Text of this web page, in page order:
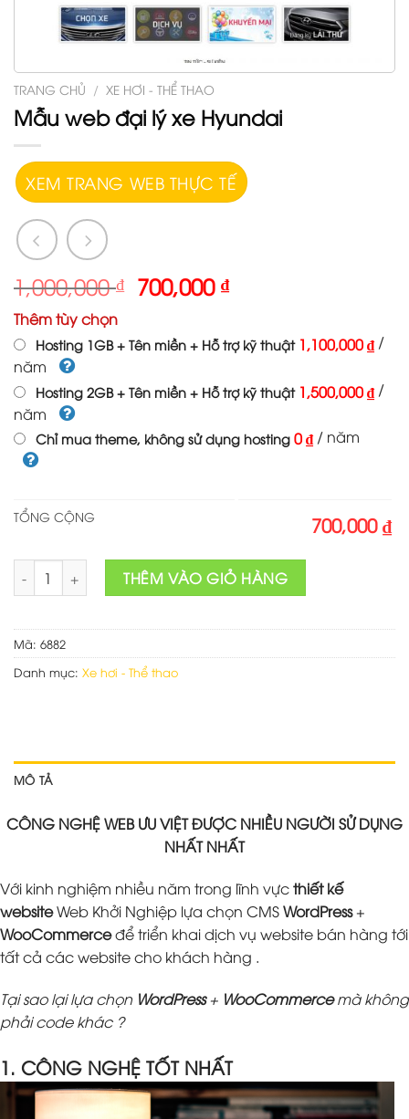
TRANG CHỦ / XE HƠI - THỂ THAO
Mẫu web đại lý xe Hyundai
XEM TRANG WEB THỰC TẾ
1,000,000₫ 700,000₫
Thêm tùy chọn
Hosting 1GB + Tên miền + Hỗ trợ kỹ thuật 1,100,000 ₫ /
năm
Hosting 2GB + Tên miền + Hỗ trợ kỹ thuật 1,500,000 ₫ /
năm
Chỉ mua theme, không sử dụng hosting 0 ₫ / năm
TỔNG CỘNG 700,000 ₫
Mẫu web đại lý xe Hyundai số lượng
THÊM VÀO GIỎ HÀNG
Mã: 6882
Danh mục: Xe hơi - Thể thao
MÔ TẢ
CÔNG NGHỆ WEB ƯU VIỆT ĐƯỢC NHIỀU NGƯỜI SỬ DỤNG
NHẤT NHẤT
Với kinh nghiệm nhiều năm trong lĩnh vựcthiết kế
websiteWeb Khởi Nghiệp lựa chọn CMSWordPress+
WooCommerceđể triển khai dịch vụ website bán hàng tới
tất cả các website cho khách hàng .
Tại sao lại lựa chọn WordPress+ WooCommercemà không
phải code khác ?
1. CÔNG NGHỆ TỐT NHẤT